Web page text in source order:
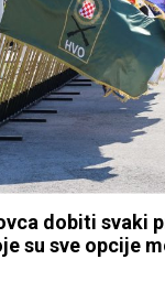
dobiti svaki
su sve opcije